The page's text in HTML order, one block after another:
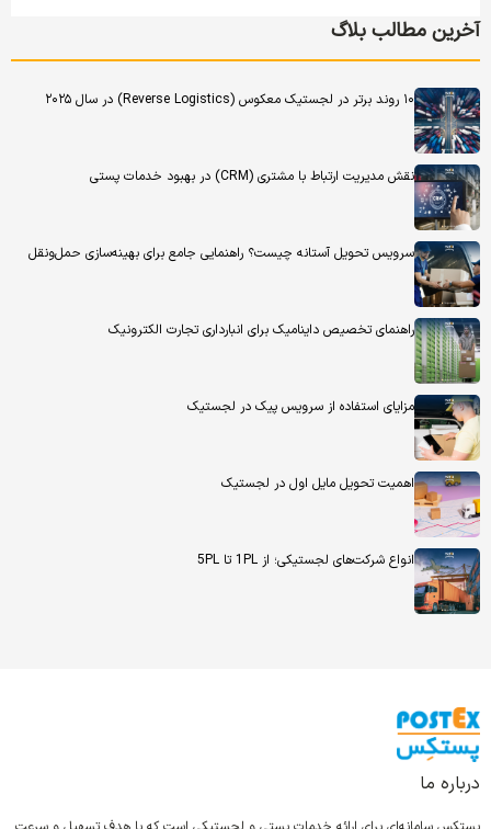
آخرین مطالب بلاگ
۱۰ روند برتر در لجستیک معکوس (Reverse Logistics) در سال ۲۰۲۵
نقش مدیریت ارتباط با مشتری (CRM) در بهبود خدمات پستی
سرویس تحویل آستانه چیست؟ راهنمایی جامع برای بهینه‌سازی حمل‌ونقل
راهنمای تخصیص داینامیک برای انبارداری تجارت الکترونیک
مزایای استفاده از سرویس پیک در لجستیک
اهمیت تحویل مایل اول در لجستیک
انواع شرکت‌های لجستیکی؛ از 1PL تا 5PL
درباره ما